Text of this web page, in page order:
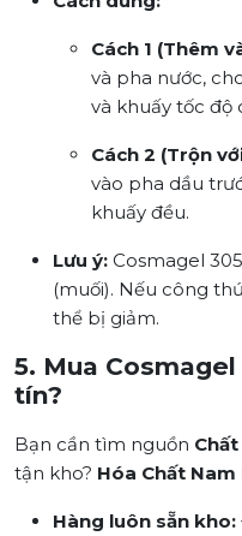
Cách 1 (Thêm
và pha nước,
và khuấy tốc độ
Cách 2 (Trộn
vào pha dầu
khuấy đều.
Lưu ý: Cosmagel
(muối). Nếu công
thể bị giảm.
5. Mua
tín?
Bạn cần tìm nguồn
tận kho? Hóa Chất Nam
Hàng luôn sẵn kho: